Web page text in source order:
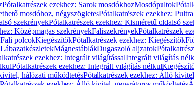
Pótalkatrészek ezekhez: Sarok mosdókhozMosdópultok
mosdóhoz, négyszögletesPótalkatrészek ezekhez:
szekrényekPótalkatrészek ezekhez: Kisméretű oldalsó
Középmagas szekrényekFaliszekrényekPótalkatrészek
Fali polcokKiegészítőkPótalkatrészek ezekhez: Kiegészítők
LábazatkészletekMágnestáblákDugaszoló aljzatok
ezekhez: Integrált világítássalIntegrált világítás
Pótalkatrészek ezekhez: Integrált világítás nélkül
hálózati működtetésPótalkatrészek ezekhez: Álló